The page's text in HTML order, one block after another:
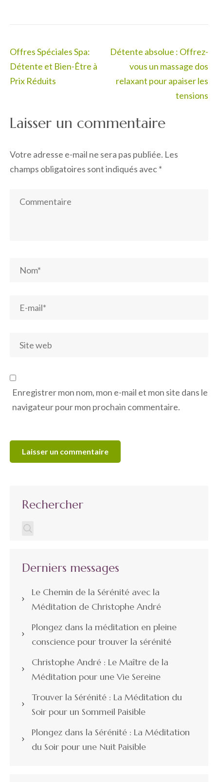
Navigation
de
l’article
Offres Spéciales Spa:
Détente et Bien-Être à
Prix Réduits
Détente absolue : Offrez-
vous un massage dos
relaxant pour apaiser les
tensions
Laisser un commentaire
Votre adresse e-mail ne sera pas publiée. Les
champs obligatoires sont indiqués avec*
Enregistrer mon nom, mon e-mail et mon site dans le
navigateur pour mon prochain commentaire.
Rechercher
Derniers messages
Le Chemin de la Sérénité avec la
Méditation de Christophe André
Plongez dans la méditation en pleine
conscience pour trouver la sérénité
Christophe André : Le Maître de la
Méditation pour une Vie Sereine
Trouver la Sérénité : La Méditation du
Soir pour un Sommeil Paisible
Plongez dans la Sérénité : La Méditation
du Soir pour une Nuit Paisible